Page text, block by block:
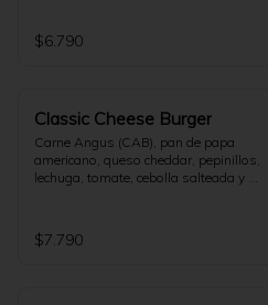
$6.790
Classic Cheese Burger
Carne Angus (CAB), pan de papa
americano, queso cheddar, pepinillos,
lechuga, tomate, cebolla salteada y
[No incluye papas fritas]
$7.790